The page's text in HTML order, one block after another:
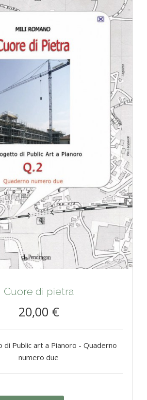
Cuore di pietra
20,00 €
di Public art a Pianoro - Quaderno
numero due